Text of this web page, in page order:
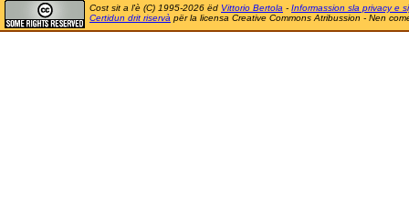
Cost sit a l'è (C) 1995-2026 ëd Vittorio Bertola - Informassion sla privacy e
Certidun drit riservà për la licensa Creative Commons Atribussion - Nen